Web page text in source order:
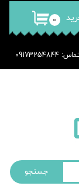
جستجو
تماس: 09173254844
۰